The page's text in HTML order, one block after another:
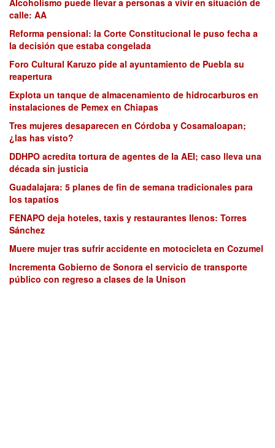
calle: AA
Reforma pensional: la Corte Constitucional le puso fecha a
la decisión que estaba congelada
Foro Cultural Karuzo pide al ayuntamiento de Puebla su
reapertura
Explota un tanque de almacenamiento de hidrocarburos en
instalaciones de Pemex en Chiapas
Tres mujeres desaparecen en Córdoba y Cosamaloapan;
¿las has visto?
DDHPO acredita tortura de agentes de la AEI; caso lleva una
década sin justicia
Guadalajara: 5 planes de fin de semana tradicionales para
los tapatíos
FENAPO deja hoteles, taxis y restaurantes llenos: Torres
Sánchez
Muere mujer tras sufrir accidente en motocicleta en Cozumel
Incrementa Gobierno de Sonora el servicio de transporte
público con regreso a clases de la Unison